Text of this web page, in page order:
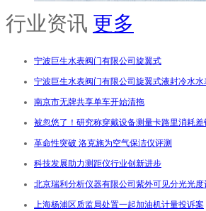
行业资讯 更多
宁波巨生水表阀门有限公司旋翼式
宁波巨生水表阀门有限公司旋翼式液封冷水
南京市无牌共享单车开始清拖
被忽悠了！研究称穿戴设备测量卡路里消耗差
革命性突破 洛克施为空气保洁仪评测
科技发展助力测距仪行业创新进步
北京瑞利分析仪器有限公司紫外可见分光光
上海杨浦区质监局处置一起加油机计量投诉案